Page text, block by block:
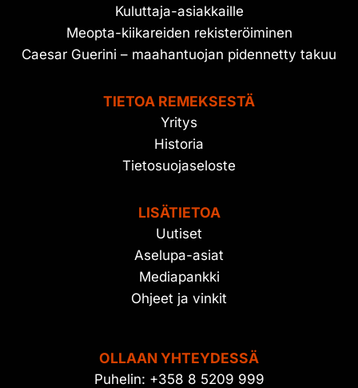
Kuluttaja-asiakkaille
Meopta-kiikareiden rekisteröiminen
Caesar Guerini – maahantuojan pidennetty takuu
TIETOA REMEKSESTÄ
Yritys
Historia
Tietosuojaseloste
LISÄTIETOA
Uutiset
Aselupa-asiat
Mediapankki
Ohjeet ja vinkit
OLLAAN YHTEYDESSÄ
Puhelin: +358 8 5209 999